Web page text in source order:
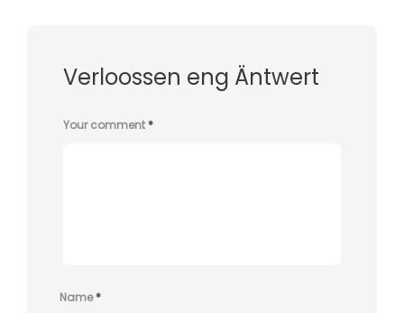
Verloossen eng Äntwert
Your comment*
Name*